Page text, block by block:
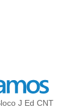
J Ed CNT